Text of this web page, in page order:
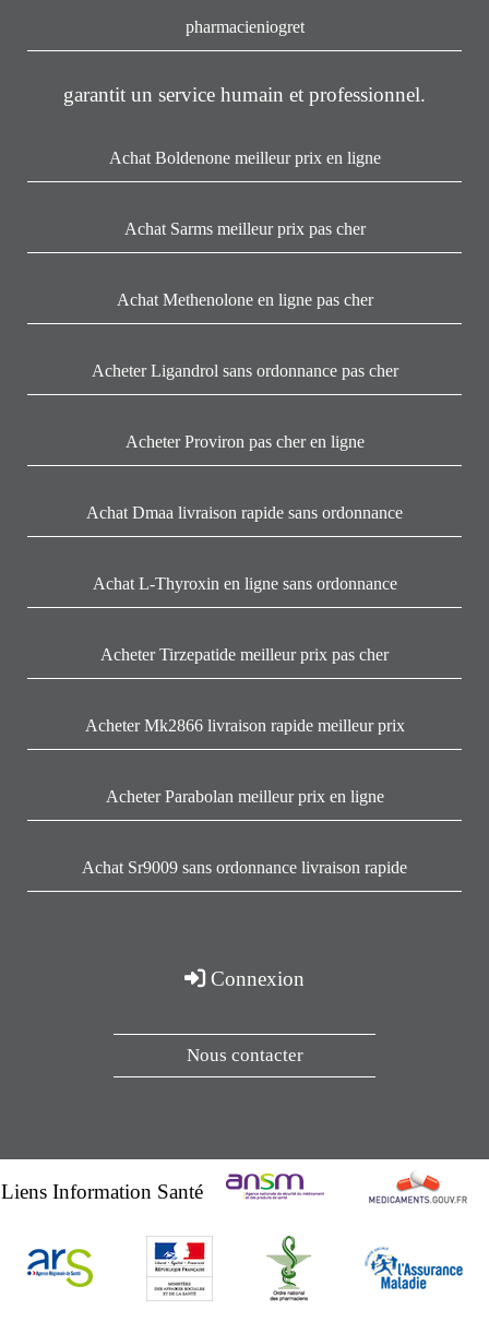
pharmacieniogret
garantit un service humain et professionnel.
Achat Boldenone meilleur prix en ligne
Achat Sarms meilleur prix pas cher
Achat Methenolone en ligne pas cher
Acheter Ligandrol sans ordonnance pas cher
Acheter Proviron pas cher en ligne
Achat Dmaa livraison rapide sans ordonnance
Achat L-Thyroxin en ligne sans ordonnance
Acheter Tirzepatide meilleur prix pas cher
Acheter Mk2866 livraison rapide meilleur prix
Acheter Parabolan meilleur prix en ligne
Achat Sr9009 sans ordonnance livraison rapide
Connexion
Nous contacter
Liens Information Santé